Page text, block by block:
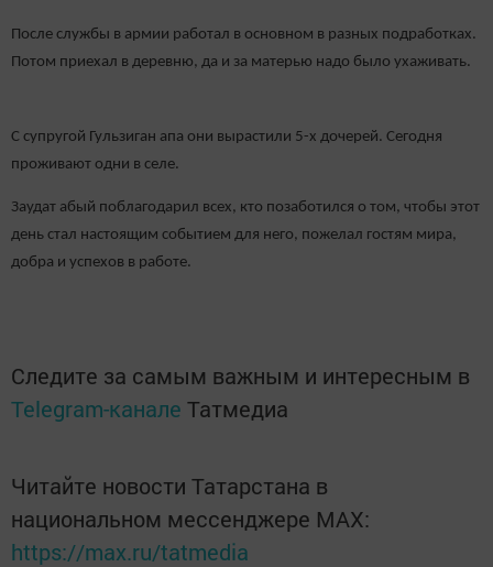
После службы в армии работал в основном в разных подработках.
Потом приехал в деревню, да и за матерью надо было ухаживать.
С супругой Гульзиган апа они вырастили 5-х дочерей. Сегодня
проживают одни в селе.
Заудат абый поблагодарил всех, кто позаботился о том, чтобы этот
день стал настоящим событием для него, пожелал гостям мира,
добра и успехов в работе.
Следите за самым важным и интересным в
Telegram-канале Татмедиа
Читайте новости Татарстана в
национальном мессенджере MАХ:
https://max.ru/tatmedia